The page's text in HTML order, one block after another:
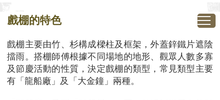
戲棚的特色
戲棚主要由竹、杉構成樑柱及框架，外蓋鋅鐵片遮陰
擋雨。搭棚師傅根據不同場地的地形、觀眾人數多寡
及節慶活動的性質，決定戲棚的類型，常見類型主要
有「龍船廠」及「大金鐘」兩種。